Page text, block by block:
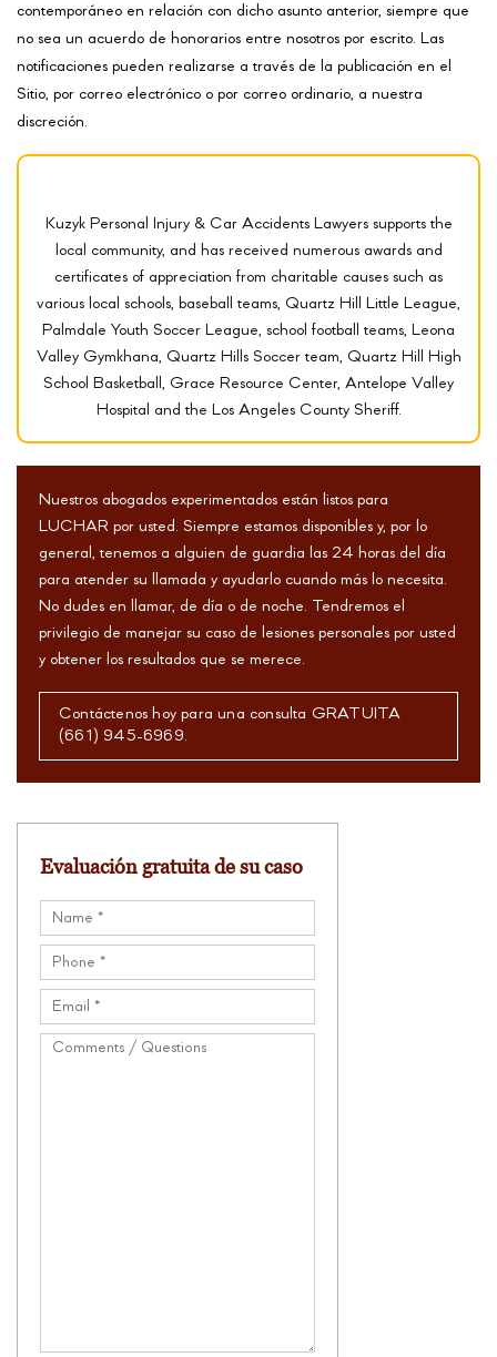
contemporáneo en relación con dicho asunto anterior, siempre que
no sea un acuerdo de honorarios entre nosotros por escrito. Las
notificaciones pueden realizarse a través de la publicación en el
Sitio, por correo electrónico o por correo ordinario, a nuestra
discreción.
Kuzyk Personal Injury & Car Accidents Lawyers supports the
local community, and has received numerous awards and
certificates of appreciation from charitable causes such as
various local schools, baseball teams, Quartz Hill Little League,
Palmdale Youth Soccer League, school football teams, Leona
Valley Gymkhana, Quartz Hills Soccer team, Quartz Hill High
School Basketball, Grace Resource Center, Antelope Valley
Hospital and the Los Angeles County Sheriff.
Nuestros abogados experimentados están listos para
LUCHAR por usted. Siempre estamos disponibles y, por lo
general, tenemos a alguien de guardia las 24 horas del día
para atender su llamada y ayudarlo cuando más lo necesita.
No dudes en llamar, de día o de noche. Tendremos el
privilegio de manejar su caso de lesiones personales por usted
y obtener los resultados que se merece.
Contáctenos hoy para una consulta GRATUITA
(661) 945-6969.
Evaluación gratuita de su caso
Name
(Required)
Phone
(Required)
Email
(Required)
Comments